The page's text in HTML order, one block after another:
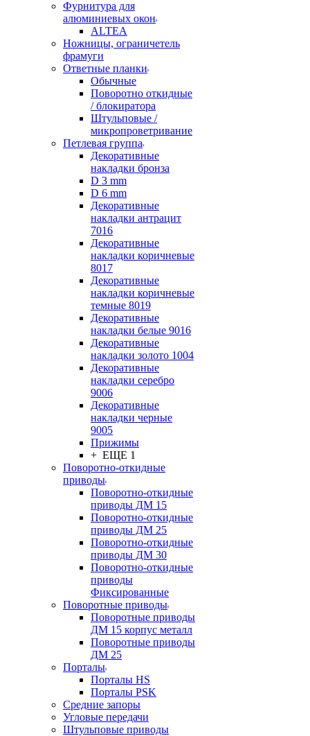
Фурнитура для
алюминиевых окон
ALTEA
Ножницы, ограничетель
фрамуги
Ответные планки
Обычные
Поворотно откидные
/ блокиратора
Штульповые /
микропроветривание
Петлевая группа
Декоративные
накладки бронза
D 3 mm
D 6 mm
Декоративные
накладки антрацит
7016
Декоративные
накладки коричневые
8017
Декоративные
накладки коричневые
темные 8019
Декоративные
накладки белые 9016
Декоративные
накладки золото 1004
Декоративные
накладки серебро
9006
Декоративные
накладки черные
9005
Прижимы
+ ЕЩЕ 1
Поворотно-откидные
приводы
Поворотно-откидные
приводы ДМ 15
Поворотно-откидные
приводы ДМ 25
Поворотно-откидные
приводы ДМ 30
Поворотно-откидные
приводы
Фиксированные
Поворотные приводы
Поворотные приводы
ДМ 15 корпус металл
Поворотные приводы
ДМ 25
Порталы
Порталы HS
Порталы PSK
Средние запоры
Угловые передачи
Штульповые приводы